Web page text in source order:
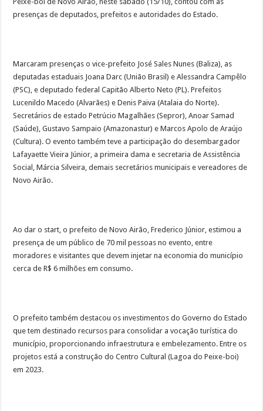
presenças de deputados, prefeitos e autoridades do Estado.
Marcaram presenças o vice-prefeito José Sales Nunes (Baliza), as
deputadas estaduais Joana Darc (União Brasil) e Alessandra Campêlo
(PSC), e deputado federal Capitão Alberto Neto (PL). Prefeitos
Lucenildo Macedo (Alvarães) e Denis Paiva (Atalaia do Norte).
Secretários de estado Petrúcio Magalhães (Sepror), Anoar Samad
(Saúde), Gustavo Sampaio (Amazonastur) e Marcos Apolo de Araújo
(Cultura). O evento também teve a participação do desembargador
Lafayaette Vieira Júnior, a primeira dama e secretaria de Assistência
Social, Márcia Silveira, demais secretários municipais e vereadores de
Novo Airão.
Ao dar o start, o prefeito de Novo Airão, Frederico Júnior, estimou a
presença de um público de 70 mil pessoas no evento, entre
moradores e visitantes que devem injetar na economia do município
cerca de R$ 6 milhões em consumo.
O prefeito também destacou os investimentos do Governo do Estado
que tem destinado recursos para consolidar a vocação turística do
município, proporcionando infraestrutura e embelezamento. Entre os
projetos está a construção do Centro Cultural (Lagoa do Peixe-boi)
em 2023.